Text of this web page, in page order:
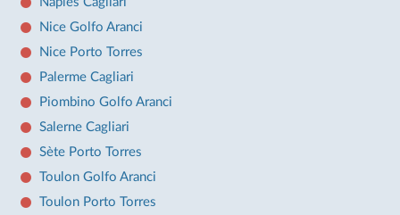
Nice Golfo Aranci
Nice Porto Torres
Palerme Cagliari
Piombino Golfo Aranci
Salerne Cagliari
Sète Porto Torres
Toulon Golfo Aranci
Toulon Porto Torres